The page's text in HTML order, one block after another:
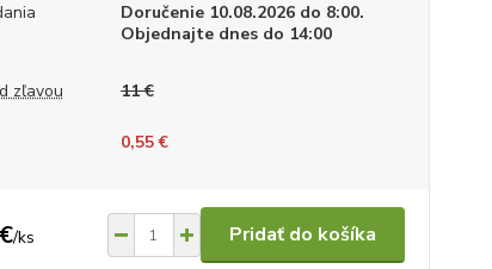
Doručenie 10.08.2026 do 8:00.
Objednajte dnes do 14:00
zľavou 11 €
0,55 €
/ks Pridať do košíka